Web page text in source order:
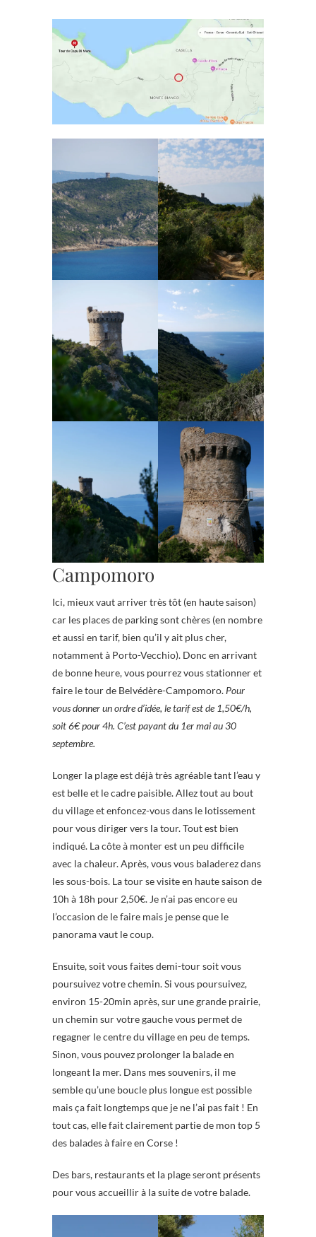
Campomoro
Ici, mieux vaut arriver très tôt (en haute saison)
car les places de parking sont chères (en nombre
et aussi en tarif, bien qu’il y ait plus cher,
notamment à Porto-Vecchio). Donc en arrivant
de bonne heure, vous pourrez vous stationner et
faire le tour de Belvédère-Campomoro. Pour
vous donner un ordre d’idée, le tarif est de 1,50€/h,
soit 6€ pour 4h. C’est payant du 1er mai au 30
septembre.
Longer la plage est déjà très agréable tant l’eau y
est belle et le cadre paisible. Allez tout au bout
du village et enfoncez-vous dans le lotissement
pour vous diriger vers la tour. Tout est bien
indiqué. La côte à monter est un peu difficile
avec la chaleur. Après, vous vous baladerez dans
les sous-bois. La tour se visite en haute saison de
10h à 18h pour 2,50€. Je n’ai pas encore eu
l’occasion de le faire mais je pense que le
panorama vaut le coup.
Ensuite, soit vous faites demi-tour soit vous
poursuivez votre chemin. Si vous poursuivez,
environ 15-20min après, sur une grande prairie,
un chemin sur votre gauche vous permet de
regagner le centre du village en peu de temps.
Sinon, vous pouvez prolonger la balade en
longeant la mer. Dans mes souvenirs, il me
semble qu’une boucle plus longue est possible
mais ça fait longtemps que je ne l’ai pas fait ! En
tout cas, elle fait clairement partie de mon top 5
des balades à faire en Corse !
Des bars, restaurants et la plage seront présents
pour vous accueillir à la suite de votre balade.